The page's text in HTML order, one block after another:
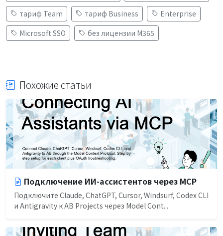
тариф Team
тариф Business
Enterprise
Microsoft SSO
без лицензии M365
Похожие статьи
Подключение ИИ-ассистентов через MCP
Подключите Claude, ChatGPT, Cursor, Windsurf, Codex CLI
и Antigravity к AB Projects через Model Cont...